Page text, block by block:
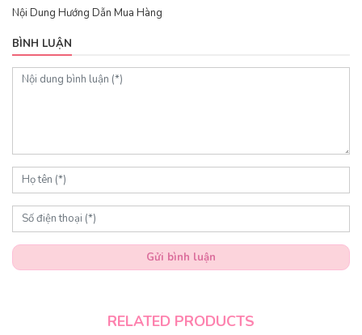
Nội Dung Hướng Dẫn Mua Hàng
BÌNH LUẬN
Gửi bình luận
RELATED PRODUCTS